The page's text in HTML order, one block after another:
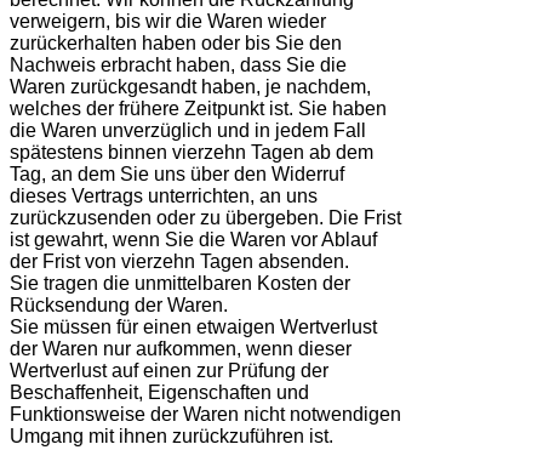
verweigern, bis wir die Waren wieder
zurückerhalten haben oder bis Sie den
Nachweis erbracht haben, dass Sie die
Waren zurückgesandt haben, je nachdem,
welches der frühere Zeitpunkt ist. Sie haben
die Waren unverzüglich und in jedem Fall
spätestens binnen vierzehn Tagen ab dem
Tag, an dem Sie uns über den Widerruf
dieses Vertrags unterrichten, an uns
zurückzusenden oder zu übergeben. Die Frist
ist gewahrt, wenn Sie die Waren vor Ablauf
der Frist von vierzehn Tagen absenden.
Sie tragen die unmittelbaren Kosten der
Rücksendung der Waren.
Sie müssen für einen etwaigen Wertverlust
der Waren nur aufkommen, wenn dieser
Wertverlust auf einen zur Prüfung der
Beschaffenheit, Eigenschaften und
Funktionsweise der Waren nicht notwendigen
Umgang mit ihnen zurückzuführen ist.